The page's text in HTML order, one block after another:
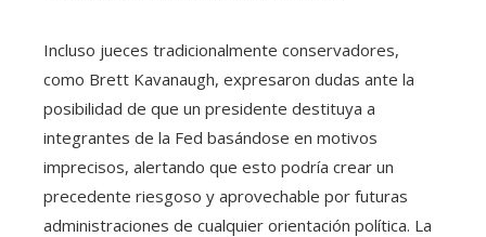
Incluso jueces tradicionalmente conservadores,
como Brett Kavanaugh, expresaron dudas ante la
posibilidad de que un presidente destituya a
integrantes de la Fed basándose en motivos
imprecisos, alertando que esto podría crear un
precedente riesgoso y aprovechable por futuras
administraciones de cualquier orientación política. La